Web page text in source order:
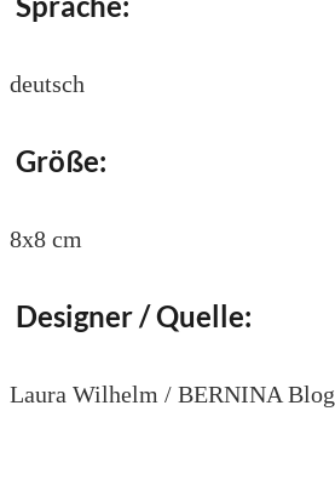
deutsch
Größe:
8x8 cm
Designer / Quelle:
Laura Wilhelm / BERNINA Blog